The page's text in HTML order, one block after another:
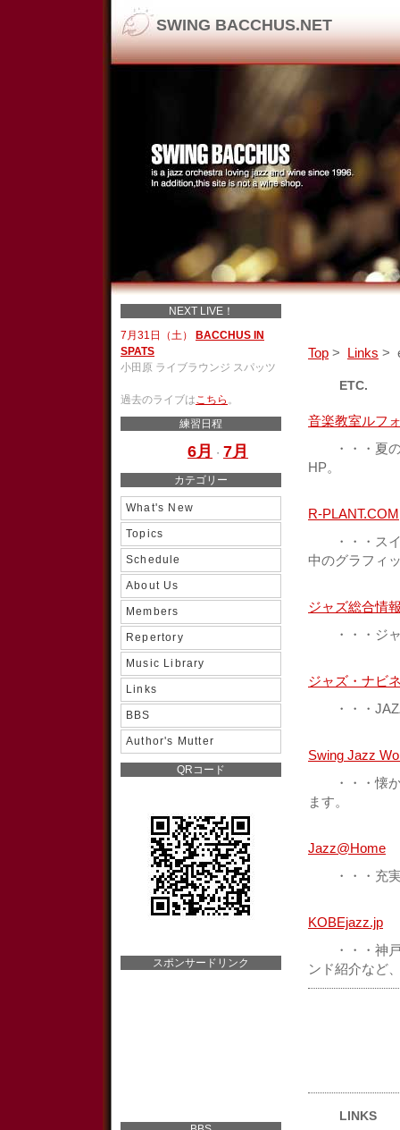
SWING BACCHUS.NET
Top > Links >
ETC.
音楽教室ルフ
・・・夏の
HP。
R-PLANT.COM
・・・スイ
中のグラフィ
ジャズ総合情
・・・ジャ
ジャズ・ナビ
・・・JAZZ
Swing Jazz
・・・懐か
ます。
Jazz@Home
・・・充実
KOBEjazz.jp
・・・神戸
ンド紹介など
LINKS
NEXT LIVE！
7月31日（土）
BACCHUS IN
SPATS
小田原 ライブラウンジ スパッツ
過去のライブはこちら 。
練習日程
6月 ・ 7月
カテゴリー
What's New
Topics
Schedule
About Us
Members
Repertory
Music Library
Links
BBS
Author's Mutter
QRコード
スポンサードリンク